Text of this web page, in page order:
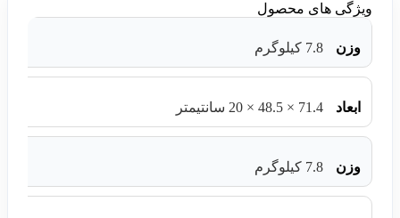
ویژگی های محصول
وزن 7.8 کیلوگرم
ابعاد 71.4 × 48.5 × 20 سانتیمتر
وزن 7.8 کیلوگرم